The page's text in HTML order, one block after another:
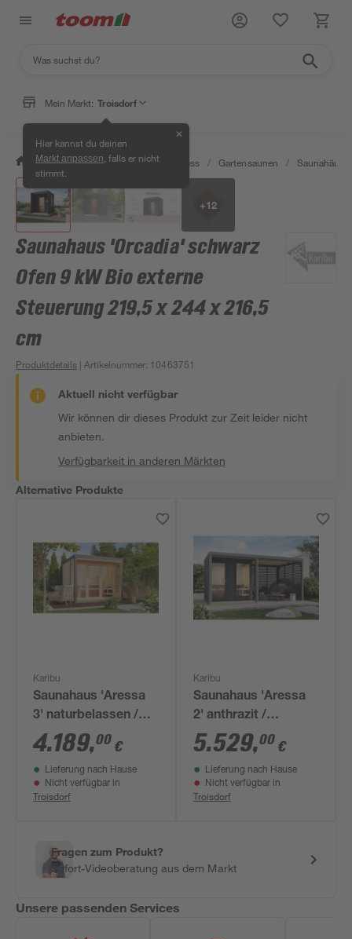
Mein Markt: Troisdorf
Hier kannst du deinen
Markt anpassen , falls er nicht
stimmt.
✕
/ Bad & Sanitär / Sauna & Wellness / Gartensaunen / Saunahäuser
+12
Saunahaus 'Orcadia' schwarz
Ofen 9 kW Bio externe
Steuerung 219,5 x 244 x 216,5
cm
Produktdetails | Artikelnummer: 10463751
Aktuell nicht verfügbar
Wir können dir dieses Produkt zur Zeit leider nicht
anbieten.
Verfügbarkeit in anderen Märkten
Alternative Produkte
Karibu
Saunahaus 'Aressa
3' naturbelassen /
graualuminium Ofen
9 kW externe
Steuerung 276 x
231,5 x 276 cm
4.189,00 €
Lieferung nach Hause
Nicht verfügbar in
Troisdorf
Karibu
Saunahaus 'Aressa
2' anthrazit /
graualuminium mit
Anbaudach 492 x
231,5 x 276 cm
5.529,00 €
Lieferung nach Hause
Nicht verfügbar in
Troisdorf
Fragen zum Produkt?
Sofort-Videoberatung aus dem Markt
Unsere passenden Services